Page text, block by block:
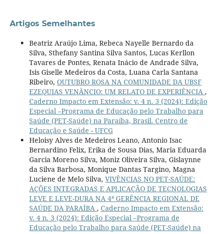
Artigos Semelhantes
Beatriz Araújo Lima, Rebeca Nayelle Bernardo da
Silva, Sthefany Santina Silva Santos, Lucas Kerllon
Tavares de Pontes, Renata Inácio de Andrade Silva,
Isis Giselle Medeiros da Costa, Luana Carla Santana
Ribeiro, OUTUBRO ROSA NA COMUNIDADE DA UBSF
EZEQUIAS VENÂNCIO: UM RELATO DE EXPERIÊNCIA ,
Caderno Impacto em Extensão: v. 4 n. 3 (2024): Edição
Especial –Programa de Educação pelo Trabalho para
Saúde (PET-Saúde) na Paraíba, Brasil. Centro de
Educação e Saúde - UFCG
Heloisy Alves de Medeiros Leano, Antonio Isac
Bernardino Felix, Erika de Sousa Dias, Maria Eduarda
Garcia Moreno Silva, Moniz Oliveira Silva, Gislaynne
da Silva Barbosa, Monique Dantas Targino, Magna
Luciene de Melo Silva, VIVÊNCIAS NO PET-SAÚDE:
AÇÕES INTEGRADAS E APLICAÇÃO DE TECNOLOGIAS
LEVE E LEVE-DURA NA 4ª GERÊNCIA REGIONAL DE
SAÚDE DA PARAÍBA , Caderno Impacto em Extensão:
v. 4 n. 3 (2024): Edição Especial –Programa de
Educação pelo Trabalho para Saúde (PET-Saúde) na